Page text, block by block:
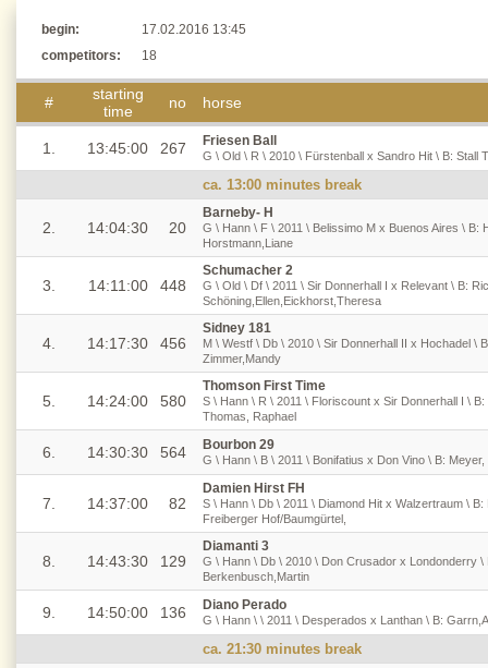
begin:
17.02.2016 13:45
competitors:
18
#
starting
time
no horse
1. 13:45:00 267 Friesen Ball
G \ Old \ R \ 2010 \ Fürstenball x Sandro Hit \ B: Stall
ca. 13:00 minutes break
2. 14:04:30 20
Barneby- H
G \ Hann \ F \ 2011 \ Belissimo M x Buenos Aires \
Horstmann,Liane
3. 14:11:00 448
Schumacher 2
G \ Old \ Df \ 2011 \ Sir Donnerhall I x Relevant \ B:
Schöning,Ellen,Eickhorst,Theresa
4. 14:17:30 456
Sidney 181
M \ Westf \ Db \ 2010 \ Sir Donnerhall II x Hochadel \
Zimmer,Mandy
5. 14:24:00 580
Thomson First Time
S \ Hann \ R \ 2011 \ Floriscount x Sir Donnerhall I \
Thomas, Raphael
6. 14:30:30 564 Bourbon 29
G \ Hann \ B \ 2011 \ Bonifatius x Don Vino \ B:
7. 14:37:00 82
Damien Hirst FH
S \ Hann \ Db \ 2011 \ Diamond Hit x Walzertraum \
Freiberger Hof/Baumgürtel,
8. 14:43:30 129
Diamanti 3
G \ Hann \ Db \ 2010 \ Don Crusador x Londonderry
Berkenbusch,Martin
9. 14:50:00 136 Diano Perado
G \ Hann \ \ 2011 \ Desperados x Lanthan \ B:
ca. 21:30 minutes break